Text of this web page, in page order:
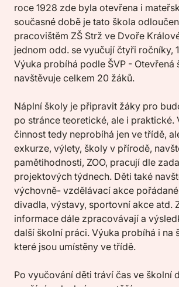
roce 1928 zde byla otevřena i
současné době je tato škola
pracovištěm ZŠ Strž ve Dvoře
jednom odd. se vyučují čtyři ročníky,
Výuka probíhá podle ŠVP - Otevřená
navštěvuje celkem 20 žáků.
Náplní školy je připravit žáky pro
po stránce teoretické, ale i praktické.
činnost tedy neprobíhá jen ve třídě,
exkurze, výlety, školy v přírodě,
pamětihodnosti, ZOO, pracují dle
projektových týdnech. Děti také
výchovně- vzdělávací akce
divadla, výstavy, sportovní akce atd.
informace dále zpracovávají a
další školní práci. Výuka probíhá i na
které jsou umístěny ve třídě.
Po vyučování děti tráví čas ve školní